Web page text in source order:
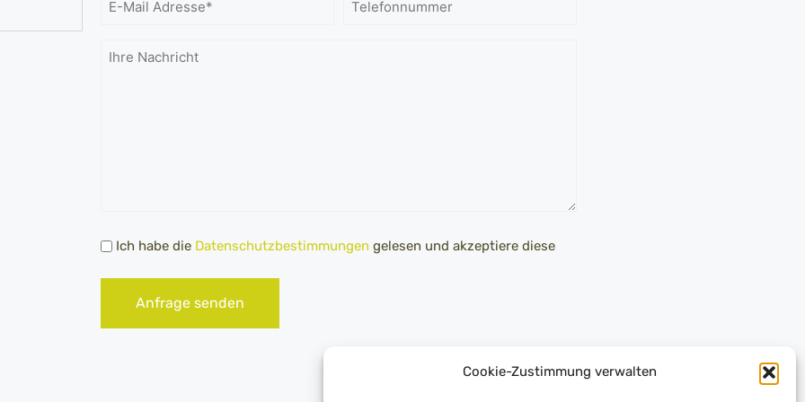
Cookie-Zustimmung verwalten
Adresse
*
Ihre
Datenschutz *
Ich habe die Datenschutzbestimmungen gelesen und akzeptiere diese
Anfrage senden